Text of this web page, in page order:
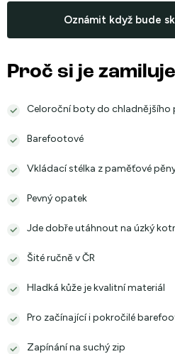
cena:
Oznámit když bude
Proč si je
Celoroční boty do chladnějšího
Barefootové
Vkládací stélka z paměťové
Pevný opatek
Jde dobře utáhnout na úzký
Šité ručně v ČR
Hladká kůže je kvalitní materiál
Pro začínající i pokročilé
Zapínání na suchý zip